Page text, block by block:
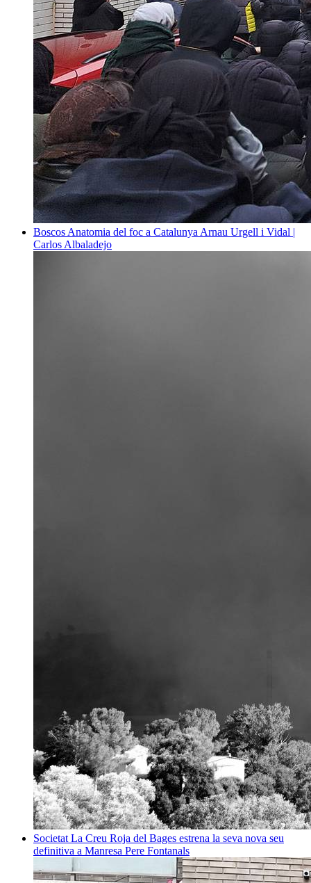
Boscos Anatomia del foc a Catalunya Arnau Urgell i Vidal |
Carlos Albaladejo
Societat La Creu Roja del Bages estrena la seva nova seu
definitiva a Manresa Pere Fontanals